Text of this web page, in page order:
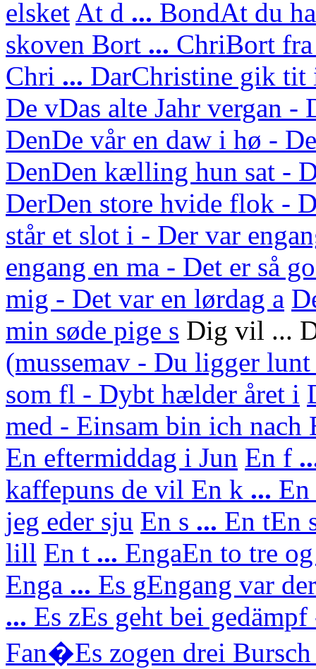
elsket At d ... BondAt du
skoven Bort ... ChriBort
Chri ... DarChristine gik tit
De vDas alte Jahr vergan -
DenDe vår en daw i hø -
DenDen kælling hun sat -
DerDen store hvide flok -
står et slot i - Der var
engang en ma - Det er så
mig - Det var en lørdag a
min søde pige s Dig vil ...
(mussemav - Du ligger lunt
som fl - Dybt hælder året i
med - Einsam bin ich nach
En eftermiddag i Jun En f
kaffepuns de vil En k ... En
jeg eder sju En s ... En tEn
lill En t ... EngaEn to tre
Enga ... Es gEngang var
... Es zEs geht bei
Fan�Es zogen drei